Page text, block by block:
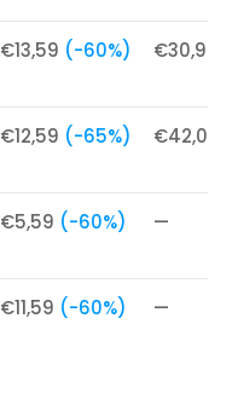
€13,59 (-60%) €30,90 /
€12,59 (-65%) €42,00 /
€5,59 (-60%) —
€11,59 (-60%) —